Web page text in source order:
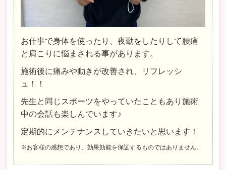
お仕事で身体を使ったり、夜勤をしたりして腰痛
と肩こりに悩まされる事があります。
施術後に痛みや動きが改善され、リフレッシ
ュ！！
先生と同じスポーツをやっていたこともあり施術
中の会話も楽しんでいます♪
定期的にメンテナンスしていきたいと思います！
※お客様の感想であり、効果効能を保証するものではありません。